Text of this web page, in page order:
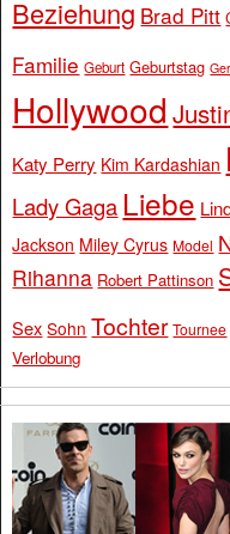
Beziehung Brad Pitt
Familie Geburt Geburtstag
Hollywood
Katy Perry Kim Kardashian
Lady Gaga Liebe
Jackson Miley Cyrus Model
Rihanna Robert Pattinson
Sex Sohn Tochter Tournee
Verlobung